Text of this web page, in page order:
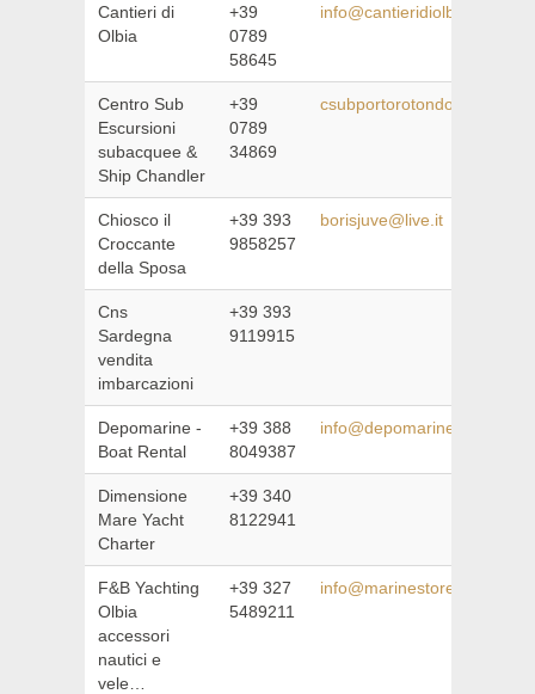
Cantieri di
Olbia
+39
0789
58645
info@cantieridiolbia.com
Centro Sub
Escursioni
subacquee &
Ship Chandler
+39
0789
34869
csubportorotondo@tiscali.it
Chiosco il
Croccante
della Sposa
+39 393
9858257
borisjuve@live.it
Cns
Sardegna
vendita
imbarcazioni
+39 393
9119915
Depomarine -
Boat Rental
+39 388
8049387
info@depomarine.it
Dimensione
Mare Yacht
Charter
+39 340
8122941
F&B Yachting
Olbia
accessori
nautici e
vele…
+39 327
5489211